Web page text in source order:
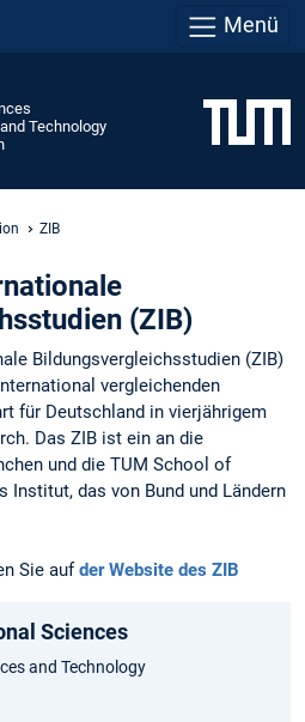
Menü
Technology
ZIB
(ZIB)
Bildungsvergleichsstudien (ZIB)
vergleichenden
für Deutschland in vierjährigem
Das ZIB ist ein an die
und die TUM School of
Institut, das von Bund und Ländern
Sie auf der Website des ZIB
Sciences
and Technology